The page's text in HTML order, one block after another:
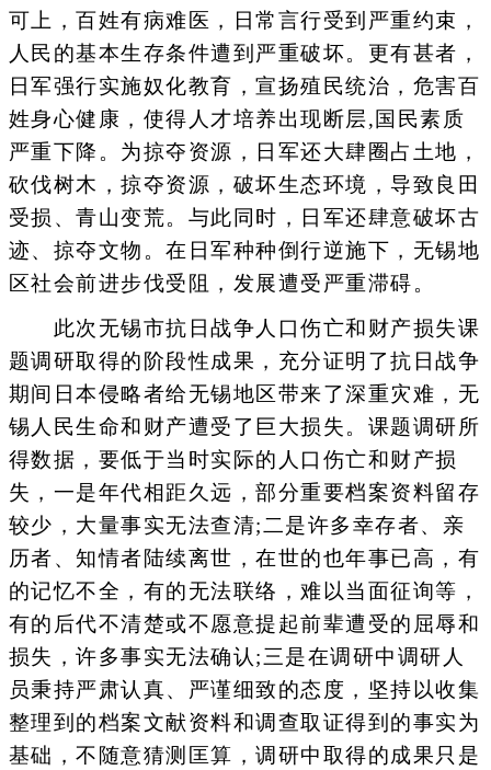
可上，百姓有病难医，日常言行受到严重约束，
人民的基本生存条件遭到严重破坏。更有甚者，
日军强行实施奴化教育，宣扬殖民统治，危害百
姓身心健康，使得人才培养出现断层,国民素质
严重下降。为掠夺资源，日军还大肆圈占土地，
砍伐树木，掠夺资源，破坏生态环境，导致良田
受损、青山变荒。与此同时，日军还肆意破坏古
迹、掠夺文物。在日军种种倒行逆施下，无锡地
区社会前进步伐受阻，发展遭受严重滞碍。
此次无锡市抗日战争人口伤亡和财产损失课
题调研取得的阶段性成果，充分证明了抗日战争
期间日本侵略者给无锡地区带来了深重灾难，无
锡人民生命和财产遭受了巨大损失。课题调研所
得数据，要低于当时实际的人口伤亡和财产损
失，一是年代相距久远，部分重要档案资料留存
较少，大量事实无法查清;二是许多幸存者、亲
历者、知情者陆续离世，在世的也年事已高，有
的记忆不全，有的无法联络，难以当面征询等，
有的后代不清楚或不愿意提起前辈遭受的屈辱和
损失，许多事实无法确认;三是在调研中调研人
员秉持严肃认真、严谨细致的态度，坚持以收集
整理到的档案文献资料和调查取证得到的事实为
基础，不随意猜测匡算，调研中取得的成果只是